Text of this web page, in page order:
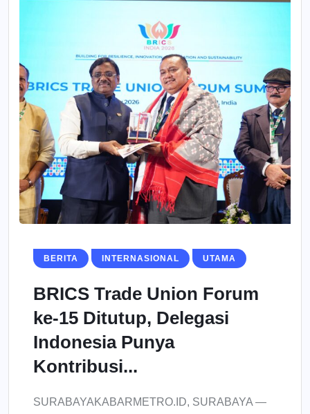
BERITA INTERNASIONAL UTAMA
BRICS Trade Union Forum
ke-15 Ditutup, Delegasi
Indonesia Punya
Kontribusi...
SURABAYAKABARMETRO.ID, SURABAYA —